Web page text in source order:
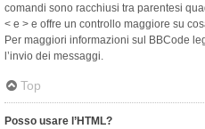
comandi sono racchiusi tra parentesi
< e > e offre un controllo maggiore su
Per maggiori informazioni sul BBCode
l’invio dei messaggi.
Top
Posso usare l’HTML?